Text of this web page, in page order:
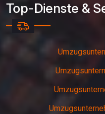
Top-Dienste &